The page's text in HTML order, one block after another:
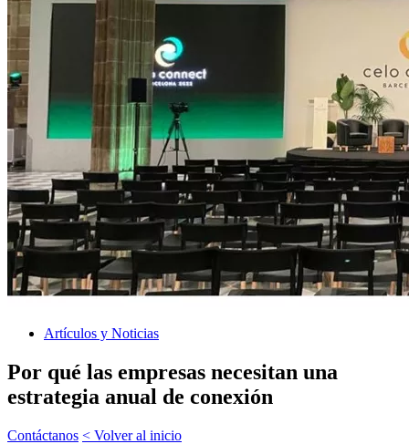
Artículos y Noticias
Por qué las empresas necesitan una
estrategia anual de conexión
Contáctanos < Volver al inicio